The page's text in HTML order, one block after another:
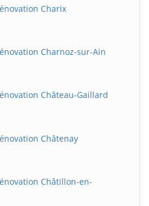
Charix
Charnoz-sur-Ain
Château-Gaillard
Châtenay
Châtillon-en-